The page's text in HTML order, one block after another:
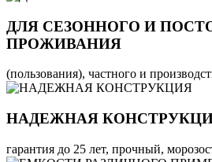
ДЛЯ СЕЗОННОГО И
ПРОЖИВАНИЯ
(пользования), частного и
НАДЕЖНАЯ
гарантия до 25 лет, прочный,